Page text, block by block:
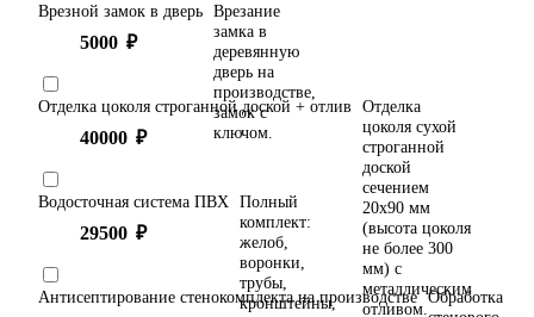
Врезной замок в дверь Врезание
замка в
деревянную
дверь на
производстве,
замок с
ключом.
5000 ₽
Отделка цоколя строганной доской + отлив
Отделка
цоколя сухой
строганной
доской
сечением
20х90 мм
(высота цоколя
не более 300
мм) с
металлическим
отливом.
40000 ₽
Водосточная система ПВХ Полный
комплект:
желоб,
воронки,
трубы,
кронштейны,
29500 ₽
Антисептирование стенокомплекта на производстве Обработка